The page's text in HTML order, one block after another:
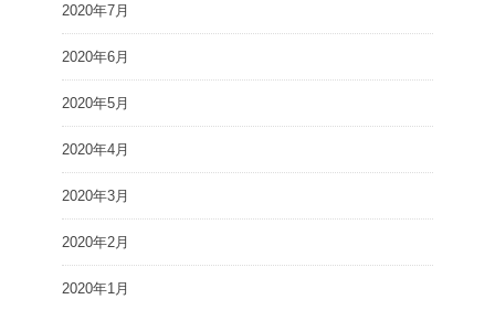
2020年7月
2020年6月
2020年5月
2020年4月
2020年3月
2020年2月
2020年1月